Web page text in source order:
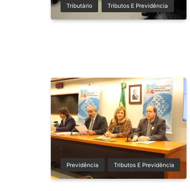
Tributário Tributos E Previdência
Previdência Tributos E Previdência